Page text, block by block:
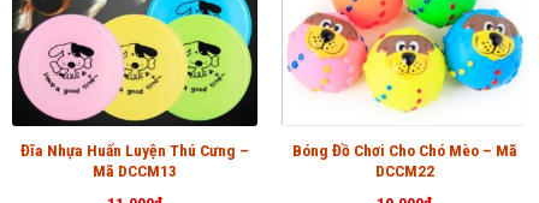
Đĩa Nhựa Huấn Luyện Thú Cưng –
Mã DCCM13
Bóng Đồ Chơi Cho Chó Mèo – Mã
DCCM22